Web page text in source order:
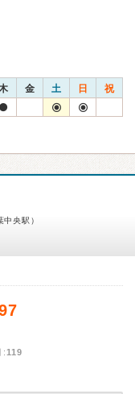
金 土 日 祝
央駅）
119